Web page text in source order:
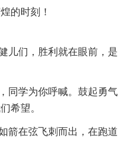
的时刻！
儿们，胜利就在眼前，是
同学为你呼喊。鼓起勇气
希望。
箭在弦飞刺而出，在跑道